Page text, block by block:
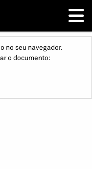
no seu navegador.
o documento: